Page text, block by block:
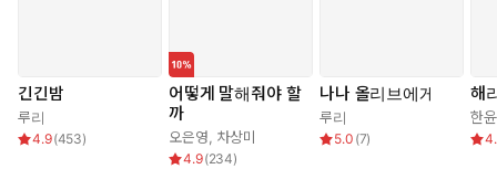
긴긴밤
루리
4.9(453)
어떻게 말해줘야 할
까
오은영 차상미
4.9(234)
나나 올리브에게
루리
5.0 (7)
해
한